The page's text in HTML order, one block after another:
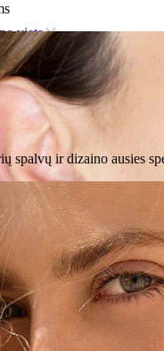
vietą
vėrimo
spalvų ir dizaino ausies